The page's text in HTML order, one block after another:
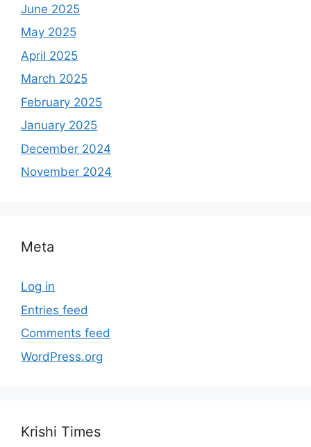
June 2025
May 2025
April 2025
March 2025
February 2025
January 2025
December 2024
November 2024
Meta
Log in
Entries feed
Comments feed
WordPress.org
Krishi Times